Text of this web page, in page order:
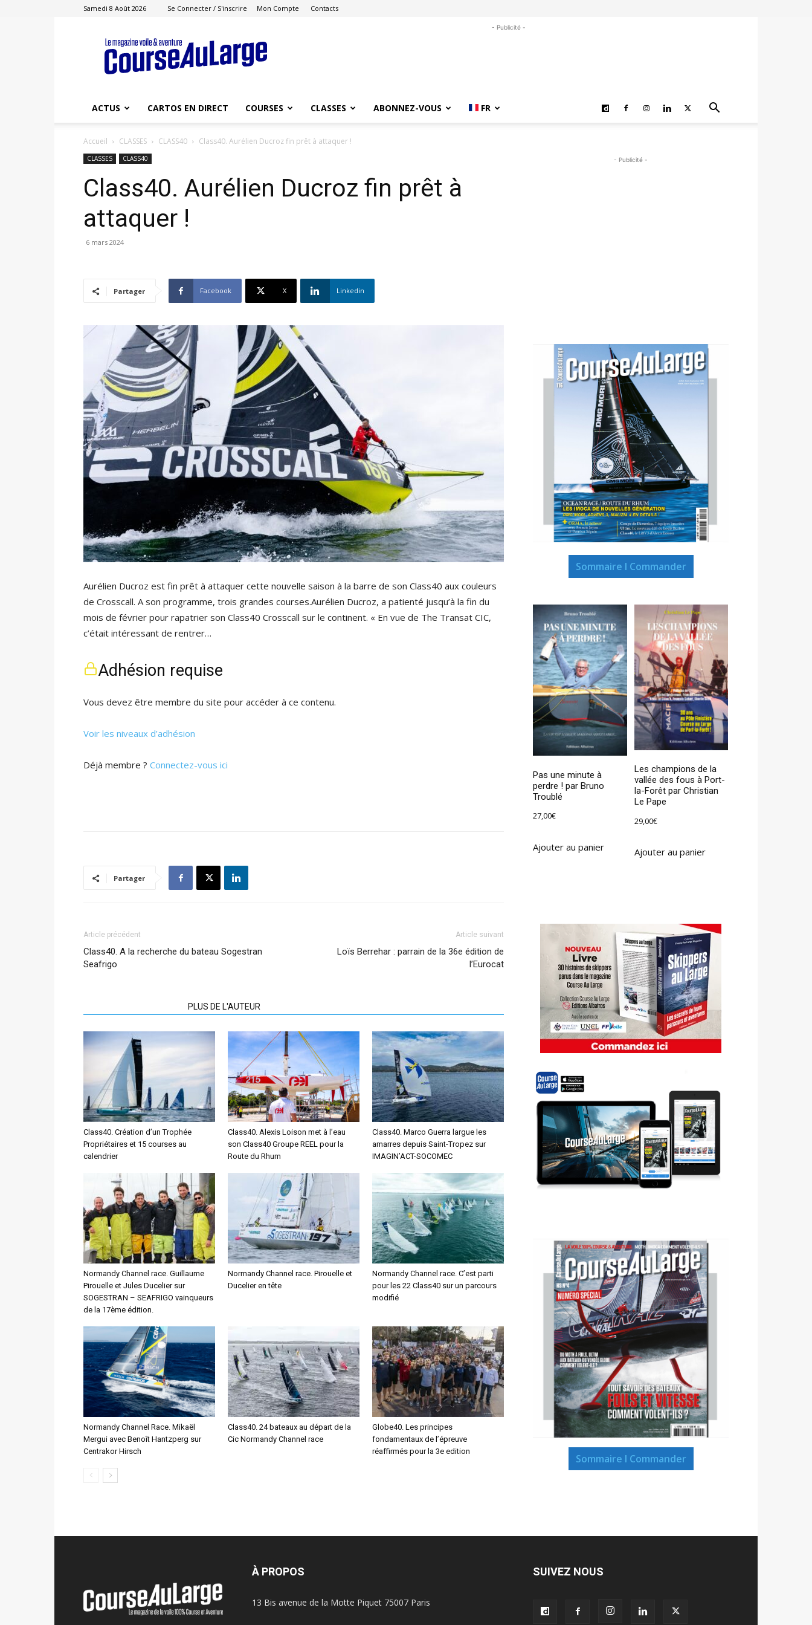
Samedi 8 Août 2026 Se Connecter / S'inscrire Mon Compte Contacts
Course
au
Large
- Publicité -
ACTUS CARTOS EN DIRECT COURSES CLASSES ABONNEZ-VOUS FR
Accueil CLASSES CLASS40 Class40. Aurélien Ducroz fin prêt à attaquer !
CLASSES CLASS40
Class40. Aurélien Ducroz fin prêt à
attaquer !
6 mars 2024
Partager Facebook X Linkedin
Aurélien Ducroz est fin prêt à attaquer cette nouvelle saison à la barre de son Class40 aux couleurs
de Crosscall. A son programme, trois grandes courses.Aurélien Ducroz, a patienté jusqu’à la fin du
mois de février pour rapatrier son Class40 Crosscall sur le continent. « En vue de The Transat CIC,
c’était intéressant de rentrer…
Adhésion requise
Vous devez être membre du site pour accéder à ce contenu.
Voir les niveaux d’adhésion
Déjà membre ? Connectez-vous ici
Partager
Article précédent
Class40. A la recherche du bateau Sogestran
Seafrigo
Article suivant
Loïs Berrehar : parrain de la 36e édition de
l’Eurocat
PLUS DE L'AUTEUR
Class40. Création d’un Trophée
Propriétaires et 15 courses au
calendrier
Class40. Alexis Loison met à l’eau
son Class40 Groupe REEL pour la
Route du Rhum
Class40. Marco Guerra largue les
amarres depuis Saint-Tropez sur
IMAGIN’ACT-SOCOMEC
Normandy Channel race. Guillaume
Pirouelle et Jules Ducelier sur
SOGESTRAN – SEAFRIGO vainqueurs
de la 17ème édition.
Normandy Channel race. Pirouelle et
Ducelier en tête
Normandy Channel race. C’est parti
pour les 22 Class40 sur un parcours
modifié
Normandy Channel Race. Mikaël
Mergui avec Benoît Hantzperg sur
Centrakor Hirsch
Class40. 24 bateaux au départ de la
Cic Normandy Channel race
Globe40. Les principes
fondamentaux de l’épreuve
réaffirmés pour la 3e edition
- Publicité -
Sommaire I Commander
Pas une minute à
perdre ! par Bruno
Troublé
27,00€
Ajouter au panier
Les champions de la
vallée des fous à Port-
la-Forêt par Christian
Le Pape
29,00€
Ajouter au panier
Sommaire I Commander
À PROPOS
13 Bis avenue de la Motte Piquet 75007 Paris
SUIVEZ NOUS